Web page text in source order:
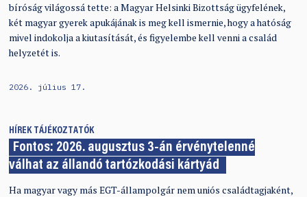
bíróság világossá tette: a Magyar Helsinki Bizottság ügyfelének,
két magyar gyerek apukájának is meg kell ismernie, hogy a hatóság
mivel indokolja a kiutasítását, és figyelembe kell venni a család
helyzetét is.
2026. július 17.
HÍREK TÁJÉKOZTATÓK
Fontos: 2026. augusztus 3-án érvénytelenné
válhat az állandó tartózkodási kártyád
Ha magyar vagy más EGT-állampolgár nem uniós családtagjaként,